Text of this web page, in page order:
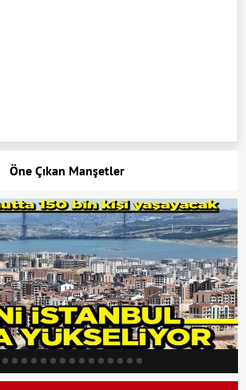
Öne Çıkan Manşetler